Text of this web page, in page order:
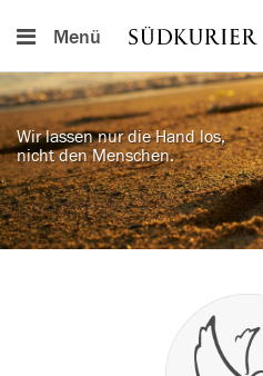
Menü
Wir lassen nur die Hand los,
nicht den Menschen.